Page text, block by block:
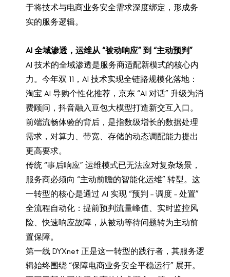
于将技术与电商业务安全需求深度绑定，形成务
实的服务逻辑。
AI 全域渗透，运维从 “被动响应” 到 “主动预判”
AI 技术的全域渗透是服务商适配新模式的核心内
力。今年双 11，AI 技术实现全链路规模化落地：
淘宝 AI 导购个性化推荐，京东 “AI 对话” 升级为消
费顾问，抖音融入豆包大模型打造新交互入口。
前端流畅体验的背后，是指数级增长的数据处理
需求，对算力、带宽、存储的动态调配能力提出
更高要求。
传统 “事后响应” 运维模式已无法应对复杂场景，
服务商必须向 “主动前瞻的智能化运维” 转型。这
一转型的核心是通过 AI 实现 “预判 – 调度 – 处置”
全流程自动化：提前预判流量峰值、实时监控风
险、快速响应故障，从被动等待问题转为主动前
置保障。
第一线 DYXnet 正是这一转型的践行者，其服务逻
辑始终围绕 “保障电商业务安全平稳运行” 展开。